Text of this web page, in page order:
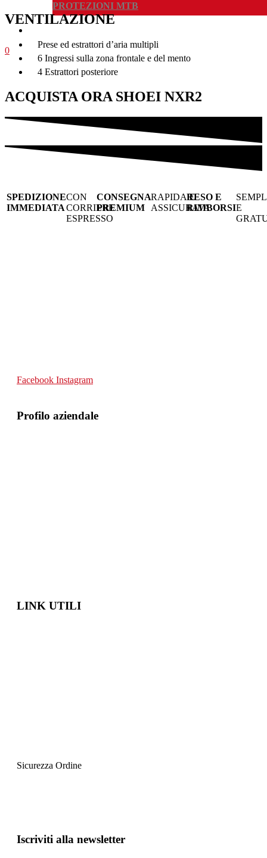
PROTEZIONI MTB
0
VENTILAZIONE
Prese ed estrattori d’aria multipli
6 Ingressi sulla zona frontale e del mento
4 Estrattori posteriore
ACQUISTA ORA SHOEI NXR2
SPEDIZIONE
IMMEDIATA
CON
CORRIERE
ESPRESSO
CONSEGNA
PREMIUM
RAPIDA E
ASSICURATA
RESO E
RIMBORSIE
Facebook Instagram
Profilo aziendale
LINK UTILI
Sicurezza Ordine
Iscriviti alla newsletter